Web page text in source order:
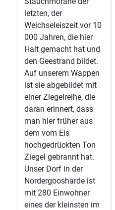
letzten, der
Weichseleiszeit vor 10
000 Jahren, die hier
Halt gemacht hat und
den Geestrand bildet.
Auf unserem Wappen
ist sie abgebildet mit
einer Ziegelreihe, die
daran erinnert, dass
man hier früher aus
dem vom Eis
hochgedrückten Ton
Ziegel gebrannt hat.
Unser Dorf in der
Nordergoosharde ist
mit 280 Einwohner
eines der kleinsten im